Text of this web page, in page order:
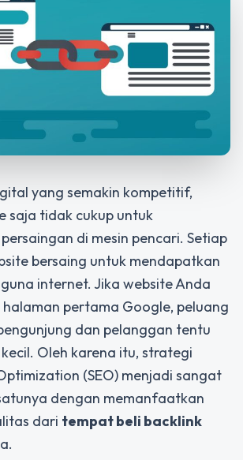
yang semakin kompetitif,
saja tidak cukup untuk
di mesin pencari. Setiap
bersaing untuk mendapatkan
internet. Jika website Anda
pertama Google, peluang
dan pelanggan tentu
Oleh karena itu, strategi
(SEO) menjadi sangat
dengan memanfaatkan
dari tempat beli backlink